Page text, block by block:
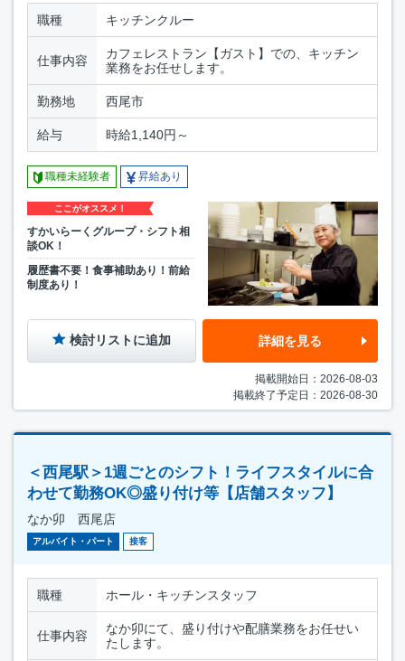
職種 キッチンクルー
仕事内容
カフェレストラン【ガスト】での、キッチン
業務をお任せします。
勤務地 西尾市
給与 時給1,140円～
職種未経験者 昇給あり
ここがオススメ！
すかいらーくグループ・シフト相
談OK！
履歴書不要！食事補助あり！前給
制度あり！
検討リストに追加 詳細を見る
掲載開始日：2026-08-03
掲載終了予定日：2026-08-30
＜西尾駅＞1週ごとのシフト！ライフスタイルに合
わせて勤務OK◎盛り付け等【店舗スタッフ】
なか卯 西尾店
アルバイト・パート 接客
職種 ホール・キッチンスタッフ
仕事内容
なか卯にて、盛り付けや配膳業務をお任せい
たします。